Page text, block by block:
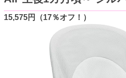
15,575円（17％オフ！）